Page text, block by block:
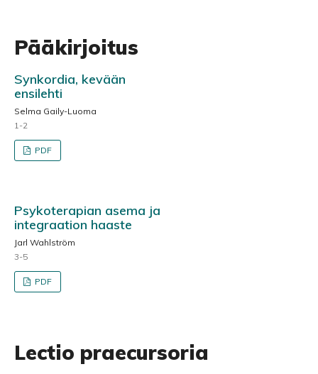
Pääkirjoitus
Synkordia, kevään
ensilehti
Selma Gaily-Luoma
1-2
PDF
Psykoterapian asema ja
integraation haaste
Jarl Wahlström
3-5
PDF
Lectio praecursoria